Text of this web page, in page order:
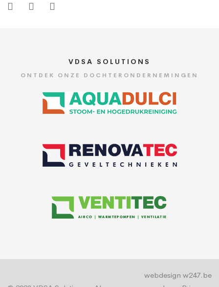
VDSA SOLUTIONS
ONTDEK ONZE DOCHTERONDERNEMINGEN
webdesign w247.be